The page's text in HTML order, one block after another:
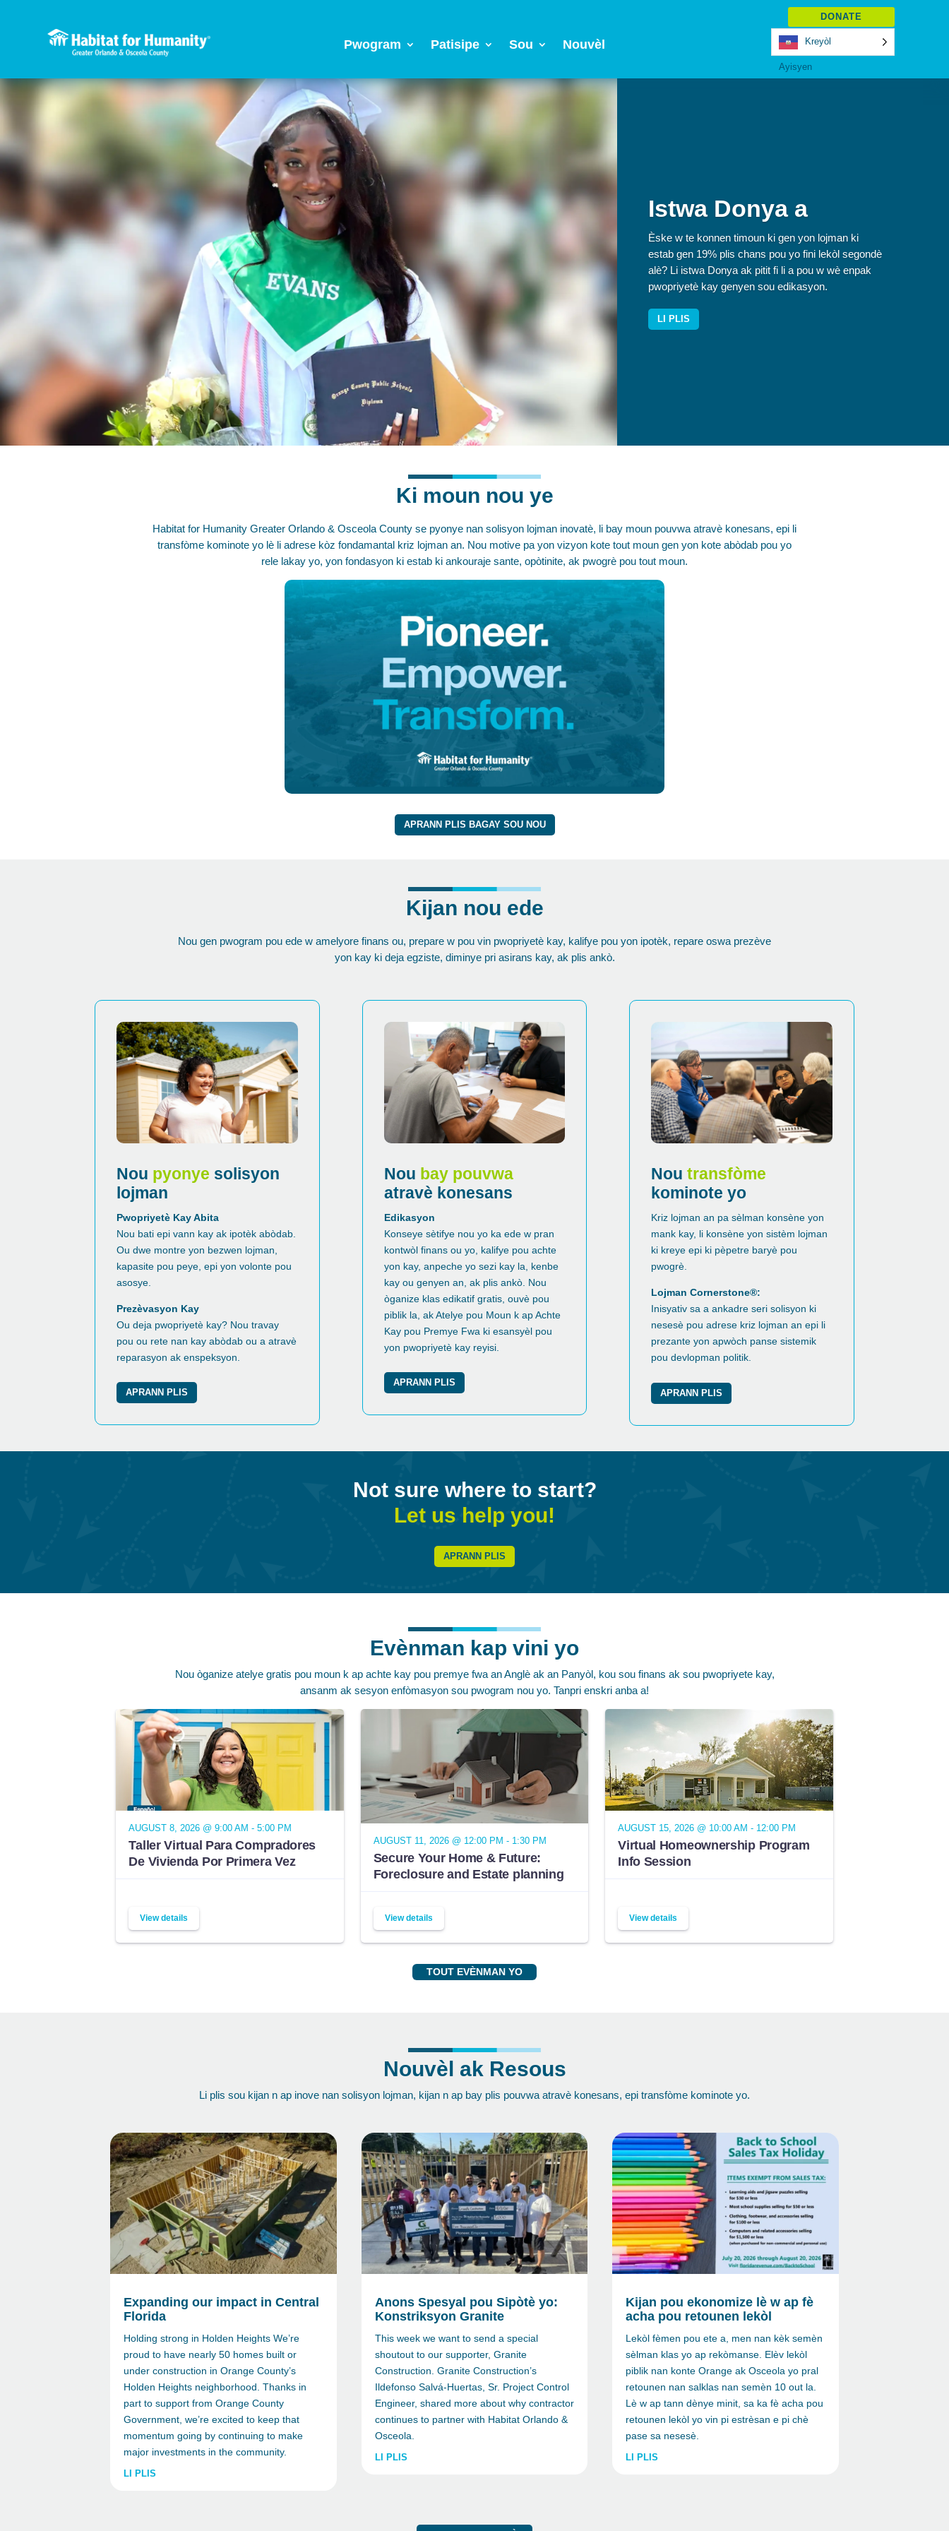
Pwogram Patisipe Sou Nouvèl
DONATE
Kreyòl
Ayisyen
Istwa Donya a
Èske w te konnen timoun ki gen yon lojman ki
estab gen 19% plis chans pou yo fini lekòl segondè
alè? Li istwa Donya ak pitit fi li a pou w wè enpak
pwopriyetè kay genyen sou edikasyon.
LI PLIS
Ki moun nou ye
Habitat for Humanity Greater Orlando & Osceola County se pyonye nan solisyon lojman inovatè, li bay moun pouvwa atravè konesans, epi li
transfòme kominote yo lè li adrese kòz fondamantal kriz lojman an. Nou motive pa yon vizyon kote tout moun gen yon kote abòdab pou yo
rele lakay yo, yon fondasyon ki estab ki ankouraje sante, opòtinite, ak pwogrè pou tout moun.
APRANN PLIS BAGAY SOU NOU
Kijan nou ede
Nou gen pwogram pou ede w amelyore finans ou, prepare w pou vin pwopriyetè kay, kalifye pou yon ipotèk, repare oswa prezève
yon kay ki deja egziste, diminye pri asirans kay, ak plis ankò.
Nou pyonye solisyon
lojman
Pwopriyetè Kay Abita
Nou bati epi vann kay ak ipotèk abòdab.
Ou dwe montre yon bezwen lojman,
kapasite pou peye, epi yon volonte pou
asosye.
Prezèvasyon Kay
Ou deja pwopriyetè kay? Nou travay
pou ou rete nan kay abòdab ou a atravè
reparasyon ak enspeksyon.
APRANN PLIS
Nou bay pouvwa
atravè konesans
Edikasyon
Konseye sètifye nou yo ka ede w pran
kontwòl finans ou yo, kalifye pou achte
yon kay, anpeche yo sezi kay la, kenbe
kay ou genyen an, ak plis ankò. Nou
òganize klas edikatif gratis, ouvè pou
piblik la, ak Atelye pou Moun k ap Achte
Kay pou Premye Fwa ki esansyèl pou
yon pwopriyetè kay reyisi.
APRANN PLIS
Nou transfòme
kominote yo
Kriz lojman an pa sèlman konsène yon
mank kay, li konsène yon sistèm lojman
ki kreye epi ki pèpetre baryè pou
pwogrè.
Lojman Cornerstone®:
Inisyativ sa a ankadre seri solisyon ki
nesesè pou adrese kriz lojman an epi li
prezante yon apwòch panse sistemik
pou devlopman politik.
APRANN PLIS
Not sure where to start?
Let us help you!
APRANN PLIS
Evènman kap vini yo
Nou òganize atelye gratis pou moun k ap achte kay pou premye fwa an Anglè ak an Panyòl, kou sou finans ak sou pwopriyete kay,
ansanm ak sesyon enfòmasyon sou pwogram nou yo. Tanpri enskri anba a!
Taller Virtual Para Compradores
De Vivienda Por Primera Vez
AUGUST 8, 2026 @ 9:00 AM - 5:00 PM
View details
Secure Your Home & Future:
Foreclosure and Estate planning
AUGUST 11, 2026 @ 12:00 PM - 1:30 PM
View details
Virtual Homeownership Program
Info Session
AUGUST 15, 2026 @ 10:00 AM - 12:00 PM
View details
TOUT EVÈNMAN YO
Nouvèl ak Resous
Li plis sou kijan n ap inove nan solisyon lojman, kijan n ap bay plis pouvwa atravè konesans, epi transfòme kominote yo.
Expanding our impact in Central
Florida
Holding strong in Holden Heights We’re
proud to have nearly 50 homes built or
under construction in Orange County’s
Holden Heights neighborhood. Thanks in
part to support from Orange County
Government, we’re excited to keep that
momentum going by continuing to make
major investments in the community.
LI PLIS
Anons Spesyal pou Sipòtè yo:
Konstriksyon Granite
This week we want to send a special
shoutout to our supporter, Granite
Construction. Granite Construction’s
Ildefonso Salvá-Huertas, Sr. Project Control
Engineer, shared more about why contractor
continues to partner with Habitat Orlando &
Osceola.
LI PLIS
Kijan pou ekonomize lè w ap fè
acha pou retounen lekòl
Lekòl fèmen pou ete a, men nan kèk semèn
sèlman klas yo ap rekòmanse. Elèv lekòl
piblik nan konte Orange ak Osceola yo pral
retounen nan salklas nan semèn 10 out la.
Lè w ap tann dènye minit, sa ka fè acha pou
retounen lekòl yo vin pi estrèsan e pi chè
pase sa nesesè.
LI PLIS